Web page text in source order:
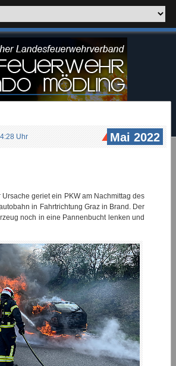
Uhr Mai 2022
geriet ein PKW am Nachmittag des
in Fahrtrichtung Graz in Brand. Der
noch in eine Pannenbucht lenken und